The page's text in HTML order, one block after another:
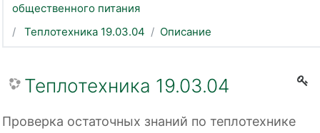
общественного питания
Теплотехника 19.03.04
Описание
Теплотехника 19.03.04
Проверка остаточных знаний по теплотехнике